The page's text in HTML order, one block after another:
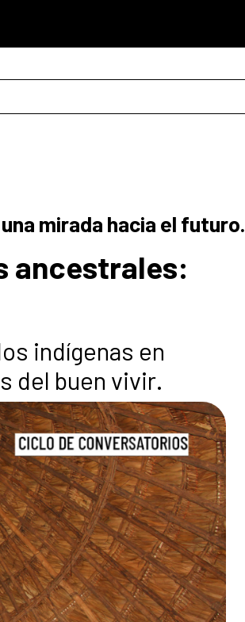
mirada hacia el futuro.
ancestrales:
indígenas en
del buen vivir.